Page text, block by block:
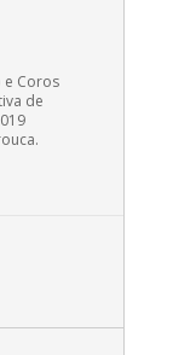
e Coros
de